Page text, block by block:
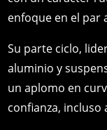
enfoque en el par
Su parte ciclo,
aluminio y
un aplomo en
confianza, incluso